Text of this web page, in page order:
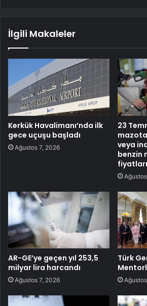
İlgili Makaleler
Kerkük Havalimanı’nda ilk
gece uçuşu başladı
Ağustos 7, 2026
23
veya
benzin
AR-GE’ye geçen yıl 253,5
milyar lira harcandı
Ağustos 7, 2026
Türk